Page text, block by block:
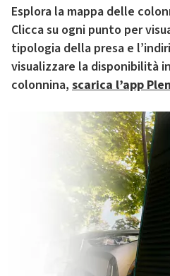
Esplora la mappa delle
Clicca su ogni punto per
tipologia della presa e
visualizzare la disponibilità
colonnina, scarica l’app